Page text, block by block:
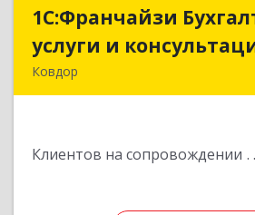
1С:Франчайзи
услуги и
Ковдор
Клиентов на сопровождении
1С:Франчайзи
услуги и